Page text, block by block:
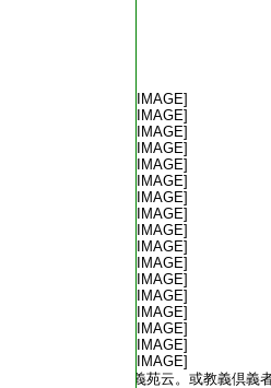
[IMAGE]
[IMAGE]
[IMAGE]
[IMAGE]
[IMAGE]
[IMAGE]
[IMAGE]
[IMAGE]
[IMAGE]
[IMAGE]
[IMAGE]
[IMAGE]
[IMAGE]
[IMAGE]
[IMAGE]
[IMAGE]
[IMAGE]
義苑云。或教義倶義